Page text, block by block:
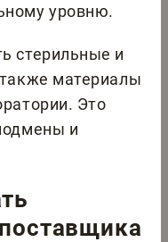
уровню.
стерильные и
материалы
Это
и